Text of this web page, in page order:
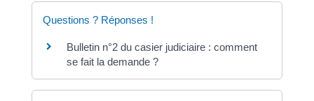
Questions ? Réponses !
Bulletin n°2 du casier judiciaire : comment
se fait la demande ?